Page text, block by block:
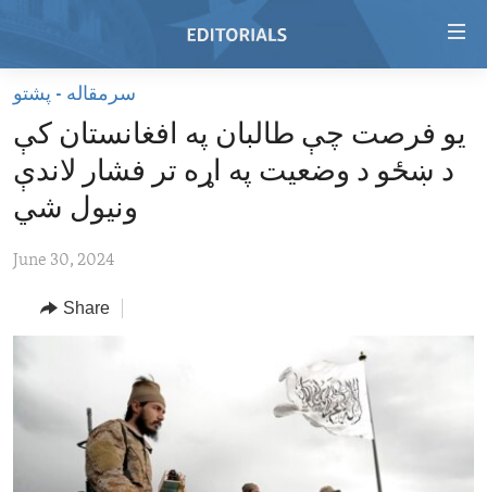
Skip
main
content
Skip
to
main
Navigation
to
HOME
VIDEO
RADIO
AFRICA
AMERICAS
MIDDLE EAST
TOPICS
HUMAN RIGHTS
AID AND DEVELOPMENT
DEMOCRACY AND GOVERNANCE
ECONOMY AND TRADE
ARCHIVE
FOLLOW US
سرمقاله - پشتو
یو فرصت چې طالبان په افغانستان کې
د ښځو د وضعیت په اړه تر فشار لاندې
ونیول شي
June 30, 2024
Share